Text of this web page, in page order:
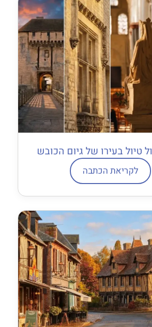
טיול בעירו של גיום הכובש
לקריאת הכתבה